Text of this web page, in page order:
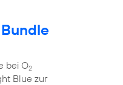
bei O2
Blue zur